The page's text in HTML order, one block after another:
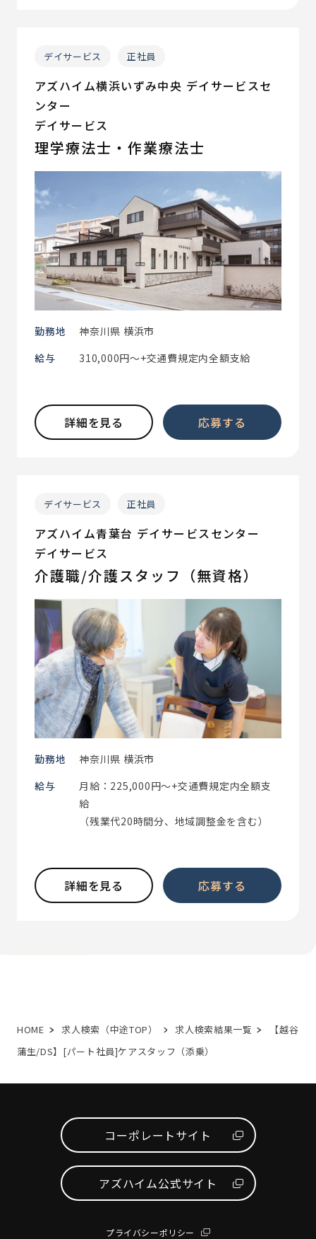
デイサービス 正社員
アズハイム横浜いずみ中央 デイサービスセ
ンター
デイサービス
理学療法士・作業療法士
勤務地
神奈川県 横浜市
給与
310,000円～+交通費規定内全額支給
詳細を見る 応募する
デイサービス 正社員
アズハイム青葉台 デイサービスセンター
デイサービス
介護職/介護スタッフ（無資格）
勤務地
神奈川県 横浜市
給与
月給：225,000円～+交通費規定内全額支
給
（残業代20時間分、地域調整金を含む）
詳細を見る 応募する
HOME 求人検索（中途TOP） 求人検索結果一覧
【越谷
蒲生/DS】[パート社員]ケアスタッフ（添乗）
コーポレートサイト
アズハイム公式サイト
プライバシーポリシー